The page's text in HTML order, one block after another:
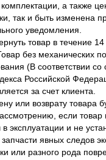
а также
так и быть изменена
уведомления.
товар в течение
без механических
(В соответствии со
Российской
за счет клиента.
или возврату товара
если товар
эксплуатации и не
явных следов
или разного рода